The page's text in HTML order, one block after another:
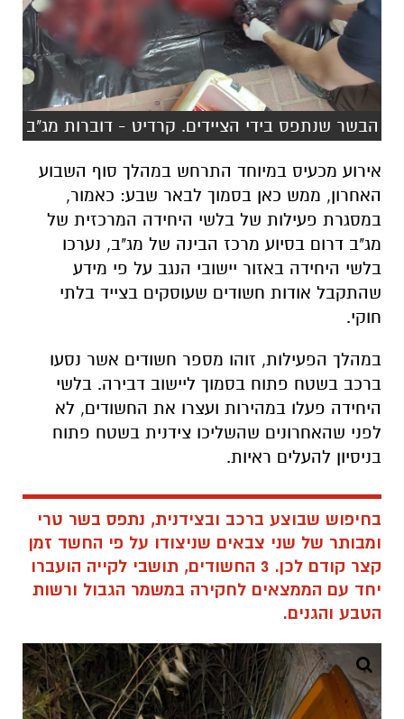
הבשר שנתפס בידי הציידים. קרדיט - דוברות מג"ב
אירוע מכעיס במיוחד התרחש במהלך סוף השבוע
האחרון, ממש כאן בסמוך לבאר שבע: כאמור,
במסגרת פעילות של בלשי היחידה המרכזית של
מג"ב דרום בסיוע מרכז הבינה של מג"ב, נערכו
בלשי היחידה באזור יישובי הנגב על פי מידע
שהתקבל אודות חשודים שעוסקים בצייד בלתי
חוקי.
במהלך הפעילות, זוהו מספר חשודים אשר נסעו
ברכב בשטח פתוח בסמוך ליישוב דבירה. בלשי
היחידה פעלו במהירות ועצרו את החשודים, לא
לפני שהאחרונים שהשליכו צידנית בשטח פתוח
בניסיון להעלים ראיות.
בחיפוש שבוצע ברכב ובצידנית, נתפס בשר טרי
ומבותר של שני צבאים שניצודו על פי החשד זמן
קצר קודם לכן. 3 החשודים, תושבי לקייה הועברו
יחד עם הממצאים לחקירה במשמר הגבול ורשות
הטבע והגנים.